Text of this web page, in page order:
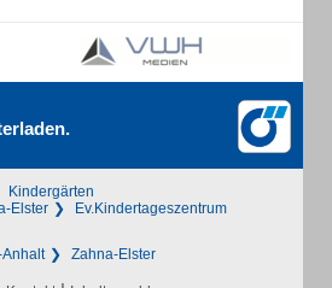
Kindergärten
Elster
Ev.Kindertageszentrum
Zahna-Elster